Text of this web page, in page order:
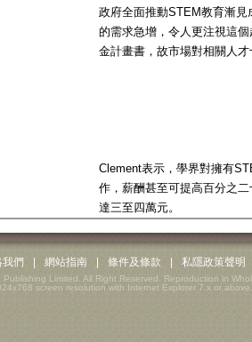
政府全面推動STEM教育漸
的需求急增，令人更注視這
金計畫書，故市場對相關人
Clement表示，學界對擁有
作，薪酬甚至可提高百分之
達三至四萬元。
我們 網站指南 條件及條款 私隱政策聲明
Limited. All Right Reserved. Reproduction in
screen resolution with Internet Explorer 7.x or